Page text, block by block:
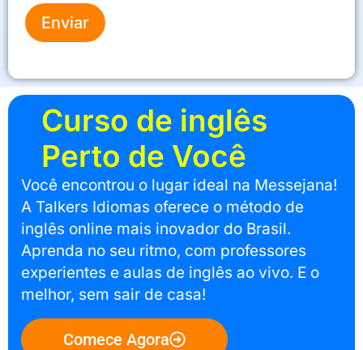
Enviar
Curso de inglês
Perto de Você
Você encontrou o lugar ideal na Messejana!
A Talkers Idiomas oferece o método de
inglês online mais inovador do Brasil.
Aprenda no seu ritmo, com professores
experientes e aulas de inglês ao vivo. E o
melhor, sem sair de casa!
Comece Agora